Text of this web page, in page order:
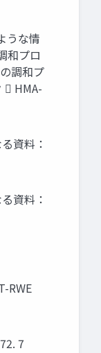
うな情
和プロ
調和プ
 HMA-
資料：
資料：
RWE
7